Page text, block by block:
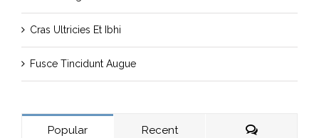
Cras Ultricies Et Ibhi
Fusce Tincidunt Augue
Popular Recent Comments